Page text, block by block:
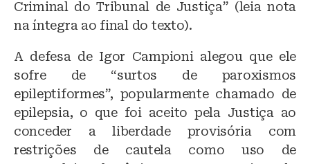
Criminal do Tribunal de Justiça” (leia nota
na íntegra ao final do texto).
A defesa de Igor Campioni alegou que ele
sofre de “surtos de paroxismos
epileptiformes”, popularmente chamado de
epilepsia, o que foi aceito pela Justiça ao
conceder a liberdade provisória com
restrições de cautela como uso de